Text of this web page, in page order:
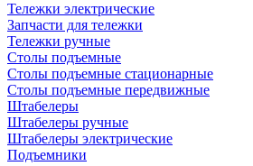
Тележки электрические
Запчасти для тележки
Тележки ручные
Столы подъемные
Столы подъемные стационарные
Столы подъемные передвижные
Штабелеры
Штабелеры ручные
Штабелеры электрические
Подъемники